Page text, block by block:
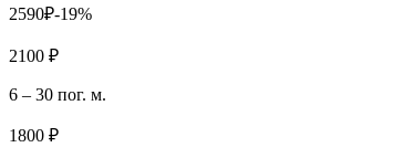
2590₽-19%
2100 ₽
6 – 30 пог. м.
1800 ₽